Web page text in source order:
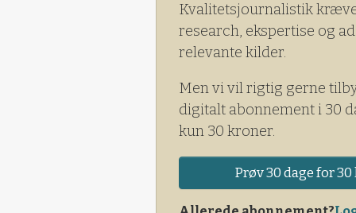
Kvalitetsjournalistik
research, ekspertise og
relevante kilder.
Men vi vil rigtig gerne
digitalt abonnement i 30
kun 30 kroner.
Prøv 30 dage for